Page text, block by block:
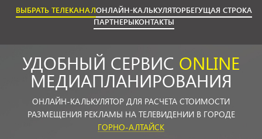
УДОБНЫЙ СЕРВИС ONLINE
МЕДИАПЛАНИРОВАНИЯ
ОНЛАЙН-КАЛЬКУЛЯТОР ДЛЯ РАСЧЕТА СТОИМОСТИ
РАЗМЕЩЕНИЯ РЕКЛАМЫ НА ТЕЛЕВИДЕНИИ В ГОРОДЕ
ГОРНО-АЛТАЙСК
ВЫБРАТЬ ТЕЛЕКАНАЛОНЛАЙН-КАЛЬКУЛЯТОРБЕГУЩАЯ СТРОКА
ПАРТНЕРЫКОНТАКТЫ